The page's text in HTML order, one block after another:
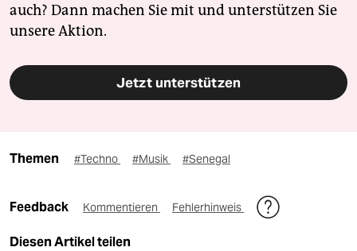
auch? Dann machen Sie mit und unterstützen Sie
unsere Aktion.
Jetzt unterstützen
Themen #Techno #Musik #Senegal
Feedback Kommentieren Fehlerhinweis
Diesen Artikel teilen